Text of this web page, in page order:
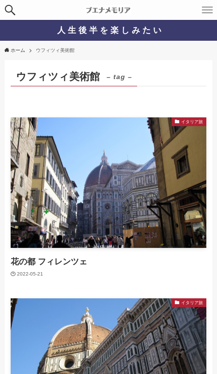
人 生 後 半 を 楽 し み た い
ホーム ウフィツィ美術館
ウフィツィ美術館 – tag –
イタリア旅
花の都 フィレンツェ
2022-05-21
イタリア旅